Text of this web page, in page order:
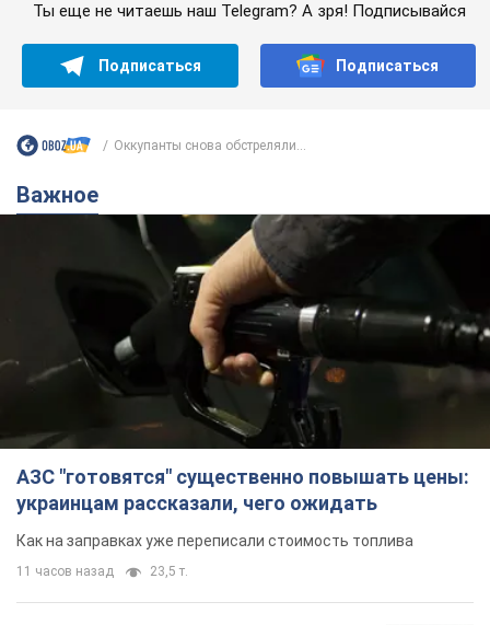
Ты еще не читаешь наш Telegram? А зря! Подписывайся
Подписаться Подписаться
Оккупанты снова обстреляли...
Важное
АЗС "готовятся" существенно повышать цены:
украинцам рассказали, чего ожидать
Как на заправках уже переписали стоимость топлива
11 часов назад 23,5 т.